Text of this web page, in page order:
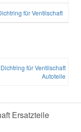
für Ventilschaft
für Ventilschaft
Autoteile
Ersatzteile